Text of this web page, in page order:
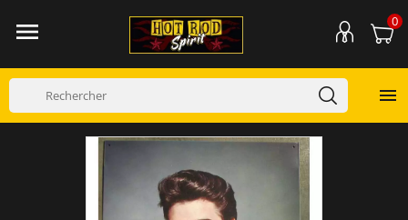
 0
